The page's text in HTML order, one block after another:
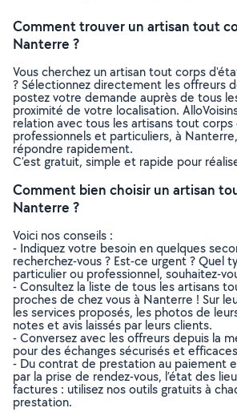
Comment trouver un artisan tout
Nanterre ?
Vous cherchez un artisan tout corps
? Sélectionnez directement les offreurs
postez votre demande auprès de tous
proximité de votre localisation.
relation avec tous les artisans tout
professionnels et particuliers, à
répondre rapidement.
C’est gratuit, simple et rapide pour
Comment bien choisir un artisan
Nanterre ?
Voici nos conseils :
- Indiquez votre besoin en quelques
recherchez-vous ? Est-ce urgent ? Quel
particulier ou professionnel, souhaitez-
- Consultez la liste de tous les artisans
proches de chez vous à Nanterre ! Sur
les services proposés, les photos de
notes et avis laissés par leurs clients.
- Conversez avec les offreurs depuis la
pour des échanges sécurisés et
- Du contrat de prestation au paiement
par la prise de rendez-vous, l’état des
factures : utilisez nos outils gratuits à
prestation.